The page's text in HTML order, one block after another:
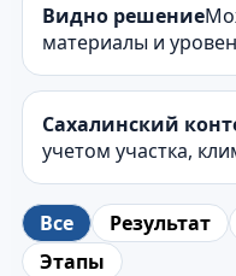
Видно решение
материалы и
Сахалинский
учетом участка,
Все Результат
Этапы